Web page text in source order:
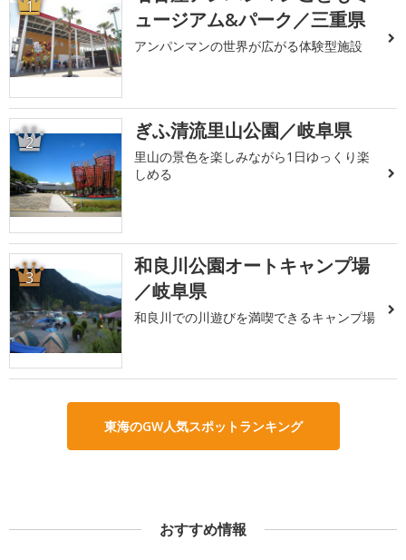
1
ュージアム&パーク／三重県
アンパンマンの世界が広がる体験型施設
2 ぎふ清流里山公園／岐阜県
里山の景色を楽しみながら1日ゆっくり楽
しめる
3
和良川公園オートキャンプ場
／岐阜県
和良川での川遊びを満喫できるキャンプ場
東海のGW人気スポットランキング
おすすめ情報